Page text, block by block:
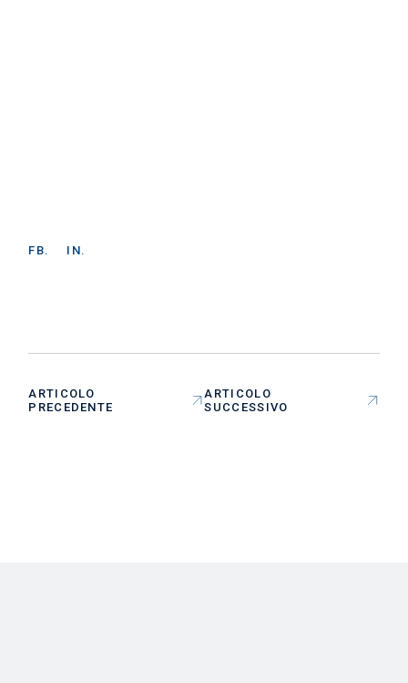
FB. IN.
ARTICOLO
PRECEDENTE
ARTICOLO
SUCCESSIVO